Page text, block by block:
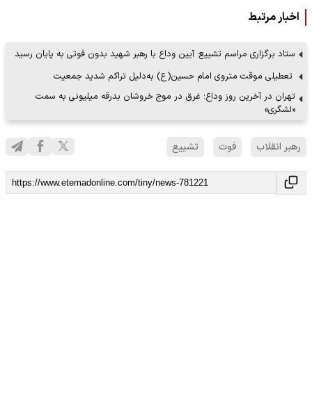
اخبار مرتبط
ستاد برگزاری مراسم تشییع: آیین وداع با رهبر شهید بدون فوتی به پایان رسید
‌ تعطیلی موقت متروی امام حسین(ع) به‌دلیل تراکم شدید جمعیت
تهران در آخرین روز وداع؛ غرق در موج خروشان بدرقه میلیونی به سمت
«لشگری»
رهبر انقلاب فوت تشییع